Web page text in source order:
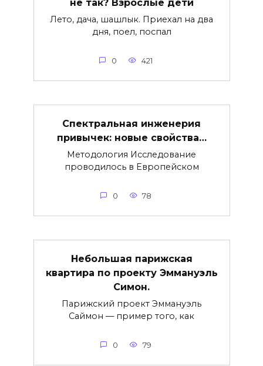
не так? Взрослые дети
Лето, дача, шашлык. Приехал на два
дня, поел, поспал
0 421
Спектральная инженерия
привычек: новые свойства…
Методология Исследование
проводилось в Европейском
0 78
Небольшая парижская
квартира по проекту Эммануэль
Симон.
Парижский проект Эммануэль
Саймон — пример того, как
0 79